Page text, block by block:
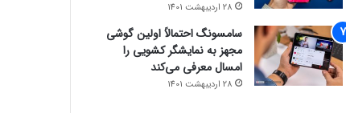
28 اردیبهشت 1401
سامسونگ احتمالاً اولین گوشی
مجهز به نمایشگر کشویی را
امسال معرفی می‌کند
28 اردیبهشت 1401